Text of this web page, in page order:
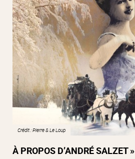
Crédit : Pierre & Le Loup
À PROPOS D’ANDRÉ SALZET »